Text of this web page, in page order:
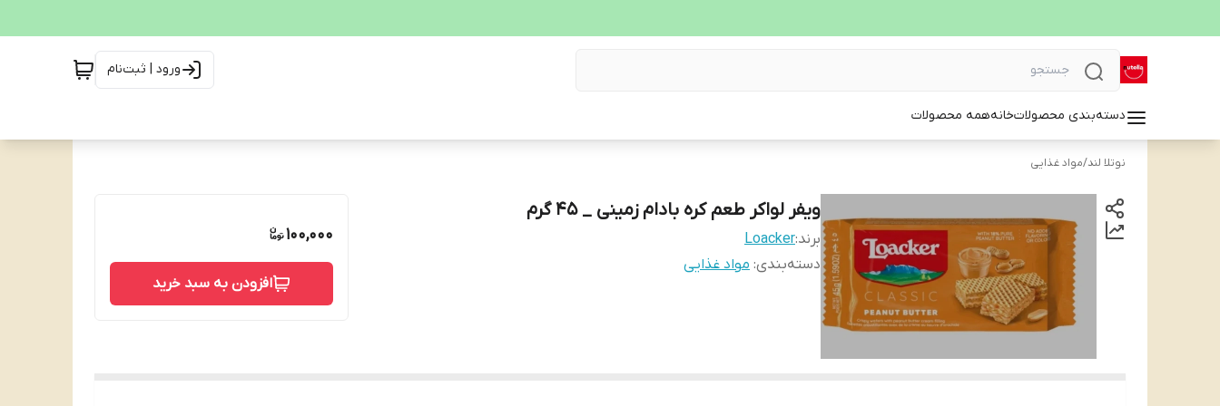
ورود | ثبت‌نام
دسته‌بندی محصولاتخانههمه محصولات
نوتلا لند/مواد غذایی
ویفر لواکر طعم کره بادام زمینی _ 45 گرم
برند:Loacker
دسته‌بندی: مواد غذایی
100,000
افزودن به سبد خرید